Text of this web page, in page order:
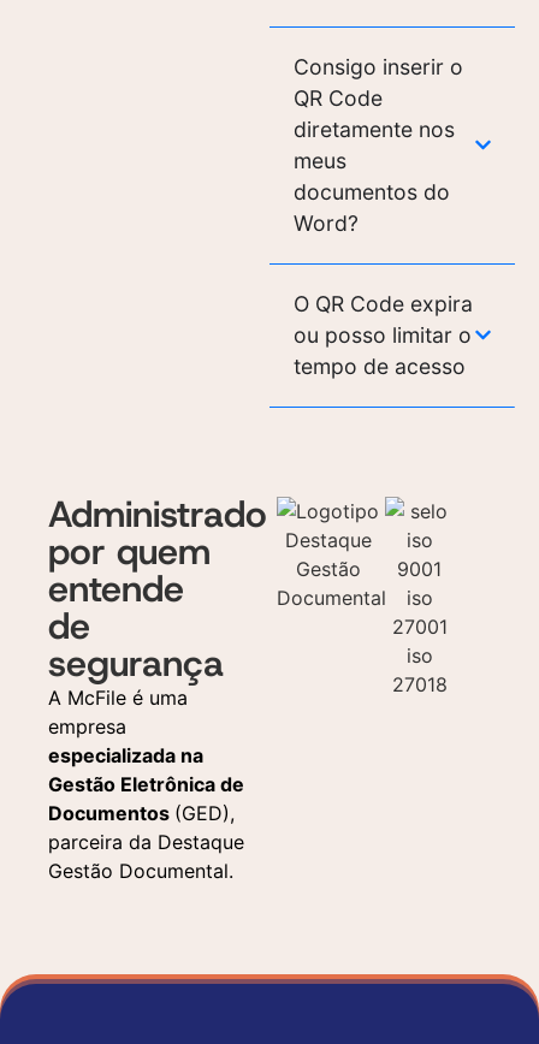
Consigo inserir o
QR Code
diretamente nos
meus
documentos do
Word?
O QR Code expira
ou posso limitar o
tempo de acesso
Administrado
por quem
entende
de
segurança
A McFile é uma
empresa
especializada na
Gestão Eletrônica de
Documentos (GED),
parceira da Destaque
Gestão Documental.